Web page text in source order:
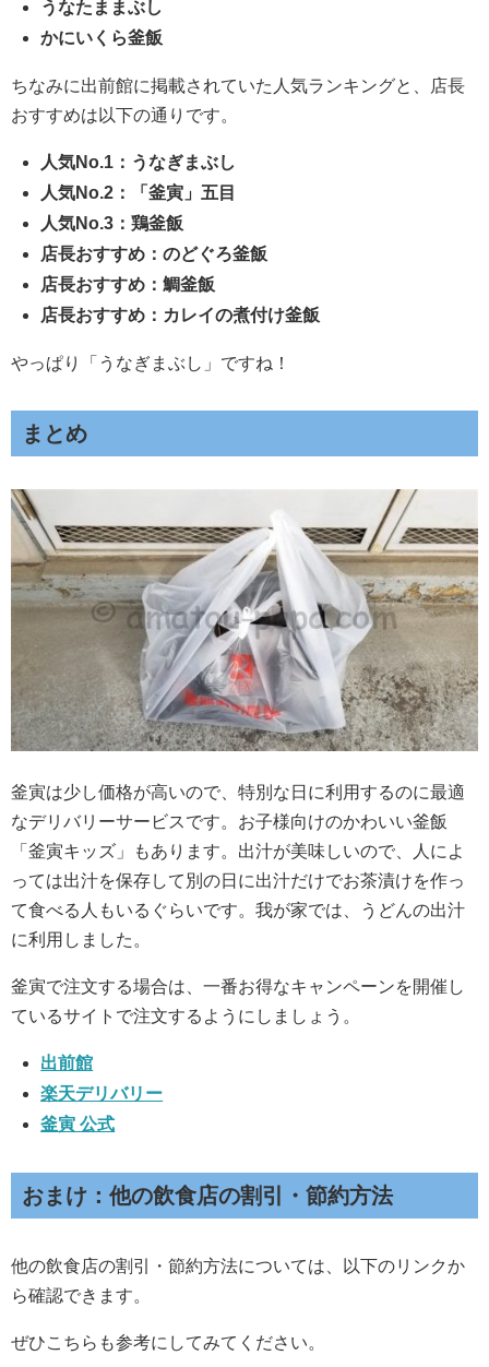
うなたままぶし
かにいくら釜飯
ちなみに出前館に掲載されていた人気ランキングと、店長
おすすめは以下の通りです。
人気No.1：うなぎまぶし
人気No.2：「釜寅」五目
人気No.3：鶏釜飯
店長おすすめ：のどぐろ釜飯
店長おすすめ：鯛釜飯
店長おすすめ：カレイの煮付け釜飯
やっぱり「うなぎまぶし」ですね！
まとめ
釜寅は少し価格が高いので、特別な日に利用するのに最適
なデリバリーサービスです。お子様向けのかわいい釜飯
「釜寅キッズ」もあります。出汁が美味しいので、人によ
っては出汁を保存して別の日に出汁だけでお茶漬けを作っ
て食べる人もいるぐらいです。我が家では、うどんの出汁
に利用しました。
釜寅で注文する場合は、一番お得なキャンペーンを開催し
ているサイトで注文するようにしましょう。
出前館
楽天デリバリー
釜寅 公式
おまけ：他の飲食店の割引・節約方法
他の飲食店の割引・節約方法については、以下のリンクか
ら確認できます。
ぜひこちらも参考にしてみてください。